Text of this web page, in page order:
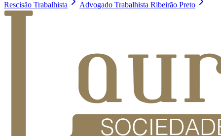
Rescisão Trabalhista
Advogado Trabalhista Ribeirão Preto